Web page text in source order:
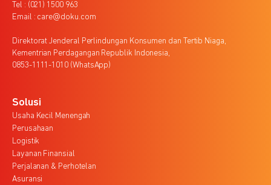
Tel : (021) 1500 963
Email : care@doku.com
Direktorat Jenderal Perlindungan Konsumen dan Tertib Niaga,
Kementrian Perdagangan Republik Indonesia,
0853-1111-1010 (WhatsApp)
Solusi
Usaha Kecil Menengah
Perusahaan
Logistik
Layanan Finansial
Perjalanan & Perhotelan
Asuransi